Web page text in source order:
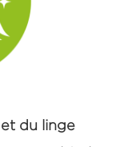
du linge